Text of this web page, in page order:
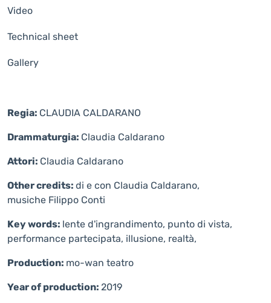
Video
Technical sheet
Gallery
Regia: CLAUDIA CALDARANO
Drammaturgia: Claudia Caldarano
Attori: Claudia Caldarano
Other credits: di e con Claudia Caldarano,
musiche Filippo Conti
Key words: lente d'ingrandimento, punto di vista,
performance partecipata, illusione, realtà,
Production: mo-wan teatro
Year of production: 2019